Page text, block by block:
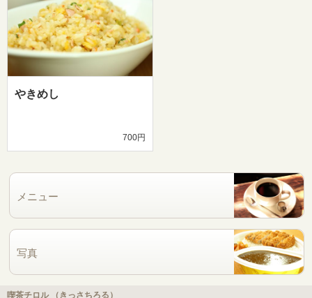
やきめし
700円
メニュー
写真
喫茶チロル （きっさちろる）